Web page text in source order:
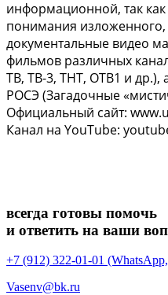
информационной, так
понимания изложенного,
документальные видео
фильмов различных
ТВ, ТВ-3, ТНТ, ОТВ1 и др.),
РОСЭ (Загадочные
Официальный сайт:
Канал на YouTube:
всегда готовы помочь
и ответить на ваши
+7 (912) 322-01-01
Vasenv@bk.ru